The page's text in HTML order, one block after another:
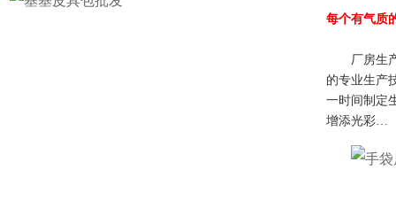
每个有气质
厂房生
的专业生产
一时间制定
增添光彩…